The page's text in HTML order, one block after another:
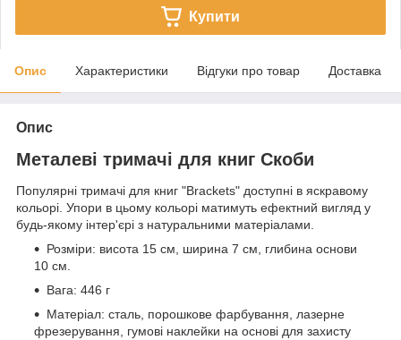
Купити
Опис Характеристики Відгуки про товар Доставка
Опис
Металеві тримачі для книг Скоби
Популярні тримачі для книг "Brackets" доступні в яскравому
кольорі. Упори в цьому кольорі матимуть ефектний вигляд у
будь-якому інтер'єрі з натуральними матеріалами.
Розміри: висота 15 см, ширина 7 см, глибина основи
10 см.
Вага: 446 г
Матеріал: сталь, порошкове фарбування, лазерне
фрезерування, гумові наклейки на основі для захисту